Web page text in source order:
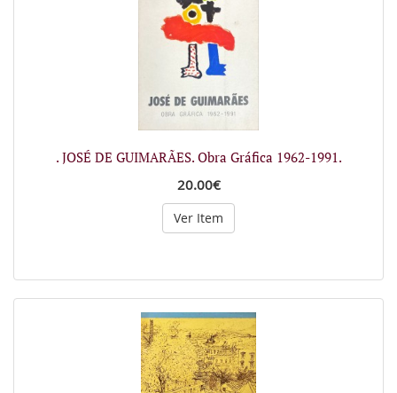
. JOSÉ DE GUIMARÃES. Obra Gráfica 1962-1991.
20.00€
Ver Item